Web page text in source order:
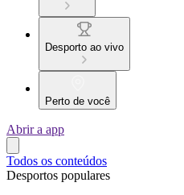
Desporto ao vivo
Perto de você
Abrir a app
Todos os conteúdos
Desportos populares